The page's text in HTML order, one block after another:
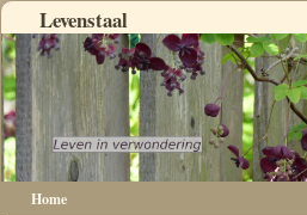
Levenstaal
Home